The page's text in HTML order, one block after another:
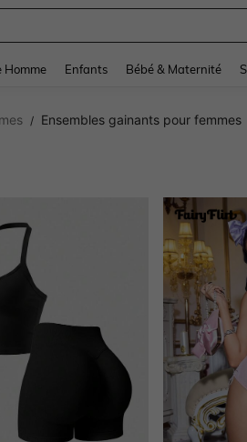
Homme Enfants Bébé & Maternité
/ Ensembles gainants pour femmes